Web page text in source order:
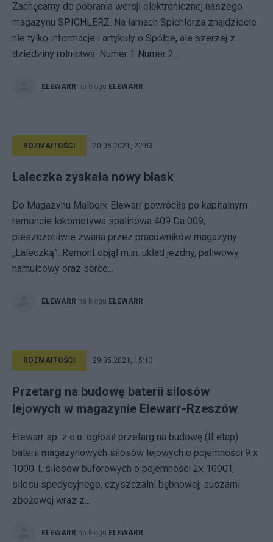
Zachęcamy do pobrania wersji elektronicznej naszego
magazynu SPICHLERZ. Na łamach Spichlerza znajdziecie
nie tylko informacje i artykuły o Spółce, ale szerzej z
dziedziny rolnictwa. Numer 1 Numer 2...
ELEWARR na blogu ELEWARR
ROZMAITOŚCI 20.06.2021, 22:03
Laleczka zyskała nowy blask
Do Magazynu Malbork Elewarr powróciła po kapitalnym
remoncie lokomotywa spalinowa 409 Da 009,
pieszczotliwie zwana przez pracowników magazyny
„Laleczką”. Remont objął m.in. układ jezdny, paliwowy,
hamulcowy oraz serce...
ELEWARR na blogu ELEWARR
ROZMAITOŚCI 29.05.2021, 15:13
Przetarg na budowę baterii silosów
lejowych w magazynie Elewarr-Rzeszów
Elewarr sp. z o.o. ogłosił przetarg na budowę (II etap)
baterii magazynowych silosów lejowych o pojemności 9 x
1000 T, silosów buforowych o pojemności 2x 1000T,
silosu spedycyjnego, czyszczalni bębnowej, suszarni
zbożowej wraz z...
ELEWARR na blogu ELEWARR